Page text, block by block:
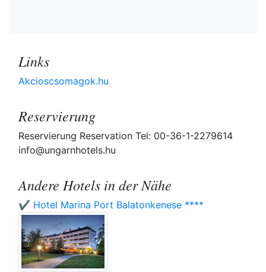
Links
Akcioscsomagok.hu
Reservierung
Reservierung Reservation Tel: 00-36-1-2279614
info@ungarnhotels.hu
Andere Hotels in der Nähe
✔️ Hotel Marina Port Balatonkenese ****